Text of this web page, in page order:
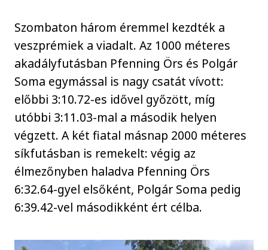
Szombaton három éremmel kezdték a
veszprémiek a viadalt. Az 1000 méteres
akadályfutásban Pfenning Örs és Polgár
Soma egymással is nagy csatát vívott:
előbbi 3:10.72-es idővel győzött, míg
utóbbi 3:11.03-mal a második helyen
végzett. A két fiatal másnap 2000 méteres
síkfutásban is remekelt: végig az
élmezőnyben haladva Pfenning Örs
6:32.64-gyel elsőként, Polgár Soma pedig
6:39.42-vel másodikként ért célba.